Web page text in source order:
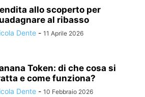
allo scoperto per
al ribasso
Dente - 11 Aprile 2026
Token: di che cosa si
e come funziona?
Dente - 10 Febbraio 2026